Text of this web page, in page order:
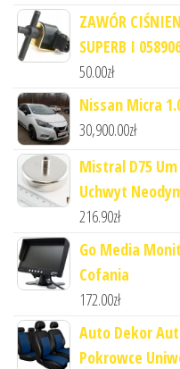
ZAWÓR
SUPERB I
50.00zł
Nissan Micra
30,900.00zł
Mistral D75
Uchwyt
216.90zł
Go Media
Cofania
172.00zł
Auto Dekor
Pokrowce